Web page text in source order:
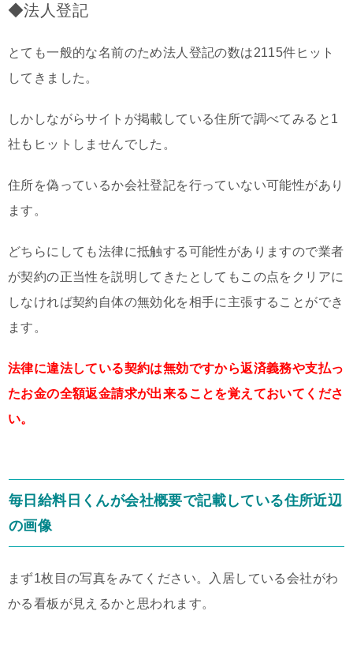
◆法人登記
とても一般的な名前のため法人登記の数は2115件ヒット
してきました。
しかしながらサイトが掲載している住所で調べてみると1
社もヒットしませんでした。
住所を偽っているか会社登記を行っていない可能性があり
ます。
どちらにしても法律に抵触する可能性がありますので業者
が契約の正当性を説明してきたとしてもこの点をクリアに
しなければ契約自体の無効化を相手に主張することができ
ます。
法律に違法している契約は無効ですから返済義務や支払っ
たお金の全額返金請求が出来ることを覚えておいてくださ
い。
毎日給料日くんが会社概要で記載している住所近辺
の画像
まず1枚目の写真をみてください。入居している会社がわ
かる看板が見えるかと思われます。